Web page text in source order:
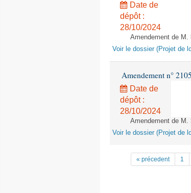
Date de
dépôt :
28/10/2024
Amendement de M.
Voir le dossier (Projet de
Amendement n°
Date de
dépôt :
28/10/2024
Amendement de M.
Voir le dossier (Projet de
« précedent 1